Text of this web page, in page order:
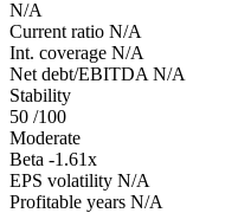
N/A
Current ratio N/A
Int. coverage N/A
Net debt/EBITDA N/A
Stability
50 /100
Moderate
Beta -1.61x
EPS volatility N/A
Profitable years N/A